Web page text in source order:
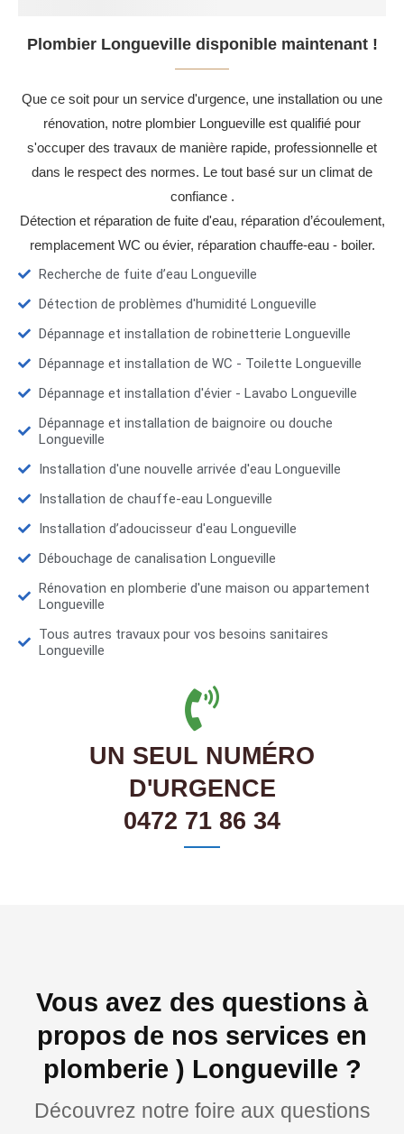
Plombier Longueville disponible maintenant !
Que ce soit pour un service d'urgence, une installation ou une
rénovation, notre plombier Longueville est qualifié pour
s'occuper des travaux de manière rapide, professionnelle et
dans le respect des normes. Le tout basé sur un climat de
confiance .
Détection et réparation de fuite d'eau, réparation d’écoulement,
remplacement WC ou évier, réparation chauffe-eau - boiler.
Recherche de fuite d’eau Longueville
Détection de problèmes d'humidité Longueville
Dépannage et installation de robinetterie Longueville
Dépannage et installation de WC - Toilette Longueville
Dépannage et installation d'évier - Lavabo Longueville
Dépannage et installation de baignoire ou douche
Longueville
Installation d'une nouvelle arrivée d'eau Longueville
Installation de chauffe-eau Longueville
Installation d’adoucisseur d'eau Longueville
Débouchage de canalisation Longueville
Rénovation en plomberie d'une maison ou appartement
Longueville
Tous autres travaux pour vos besoins sanitaires
Longueville
UN SEUL NUMÉRO
D'URGENCE
0472 71 86 34
Vous avez des questions à
propos de nos services en
plomberie ) Longueville ?
Découvrez notre foire aux questions